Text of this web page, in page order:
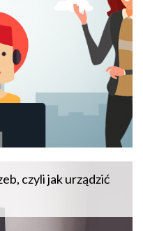
czyli jak urządzić